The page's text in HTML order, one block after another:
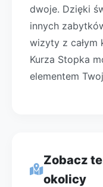
dwoje. Dzięki
innych
wizyty z całym
Kurza Stopka
elementem
Zobacz
okolicy